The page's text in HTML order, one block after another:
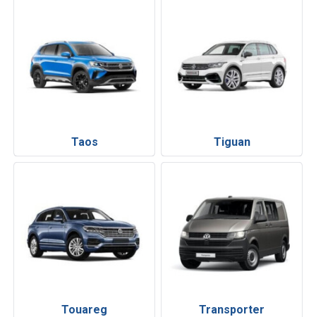
Taos Tiguan
Touareg Transporter